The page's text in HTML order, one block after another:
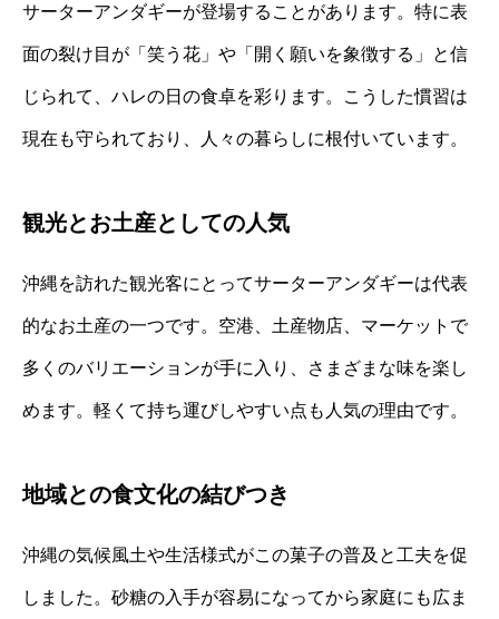
サーターアンダギーが登場することがあります。特に表
面の裂け目が「笑う花」や「開く願いを象徴する」と信
じられて、ハレの日の食卓を彩ります。こうした慣習は
現在も守られており、人々の暮らしに根付いています。
観光とお土産としての人気
沖縄を訪れた観光客にとってサーターアンダギーは代表
的なお土産の一つです。空港、土産物店、マーケットで
多くのバリエーションが手に入り、さまざまな味を楽し
めます。軽くて持ち運びしやすい点も人気の理由です。
地域との食文化の結びつき
沖縄の気候風土や生活様式がこの菓子の普及と工夫を促
しました。砂糖の入手が容易になってから家庭にも広ま